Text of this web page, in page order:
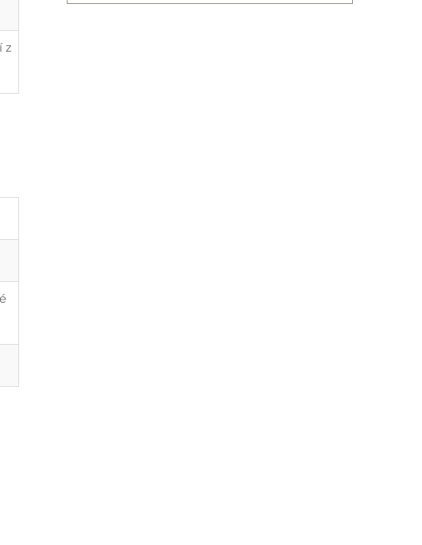
z